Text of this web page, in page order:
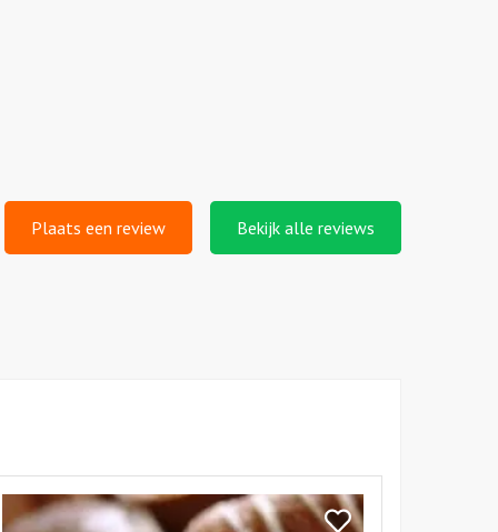
Plaats een review Bekijk alle reviews
Bekijk